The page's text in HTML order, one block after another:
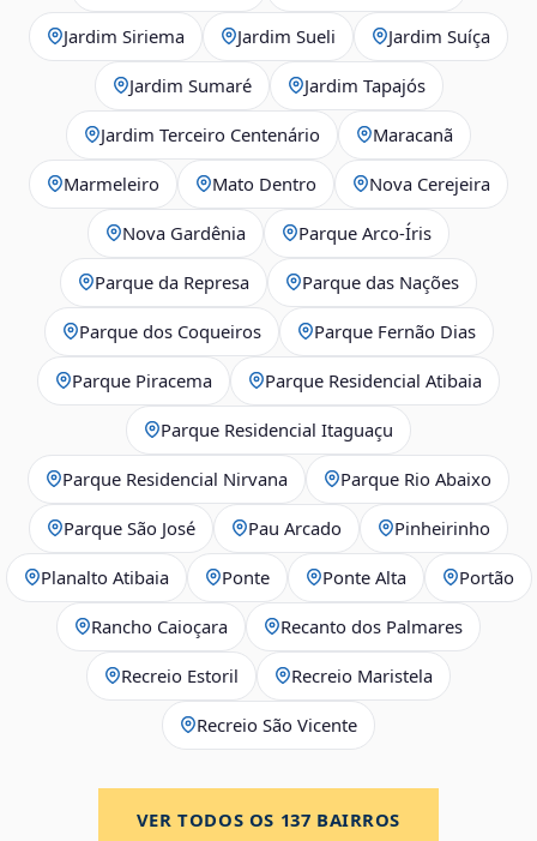
Jardim Siriema Jardim Sueli Jardim Suíça
Jardim Sumaré Jardim Tapajós
Jardim Terceiro Centenário Maracanã
Marmeleiro Mato Dentro Nova Cerejeira
Nova Gardênia Parque Arco-Íris
Parque da Represa Parque das Nações
Parque dos Coqueiros Parque Fernão Dias
Parque Piracema Parque Residencial Atibaia
Parque Residencial Itaguaçu
Parque Residencial Nirvana Parque Rio Abaixo
Parque São José Pau Arcado Pinheirinho
Planalto Atibaia Ponte Ponte Alta Portão
Rancho Caioçara Recanto dos Palmares
Recreio Estoril Recreio Maristela
Recreio São Vicente
VER TODOS OS 137 BAIRROS